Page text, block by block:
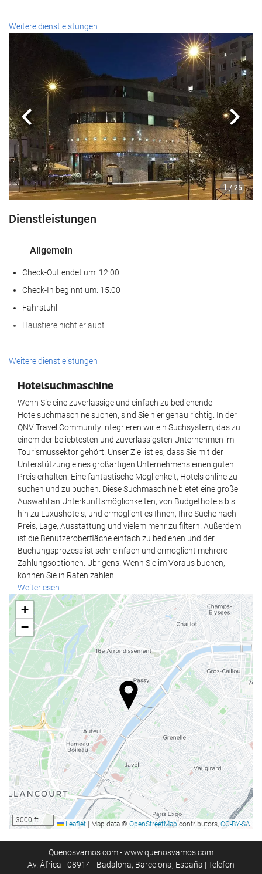
Empfangsdienste
24-Stunden-Rezeption
Gepäckaufbewahrung
Nahrungsmittel und Getränke
À-la-carte-Restaurant
Bar
Wellness
Spa
Fitnessraum
Geschäftszentrum
Internet
Kostenloses Wi-Fi
Wäscheservice
Weitere dienstleistungen
1 / 25
Zurück
Dienstleistungen
Allgemein
Check-Out endet um: 12:00
Check-In beginnt um: 15:00
Fahrstuhl
Haustiere nicht erlaubt
Empfangsdienste
Nahrungsmittel und Getränke
À-la-carte-Restaurant
Bar
Wellness
Spa
Fitnessraum
Geschäftseinrichtungen
Geschäftszentrum
Internet
Kostenloses Wi-Fi
Reinigungsservice
Wäscheservice
Weitere dienstleistungen
Hotelsuchmaschine
Wenn Sie eine zuverlässige und einfach zu bedienende
Hotelsuchmaschine suchen, sind Sie hier genau richtig. In der
QNV Travel Community integrieren wir ein Suchsystem, das zu
einem der beliebtesten und zuverlässigsten Unternehmen im
Tourismussektor gehört. Unser Ziel ist es, dass Sie mit der
Unterstützung eines großartigen Unternehmens einen guten
Preis erhalten. Eine fantastische Möglichkeit, Hotels online zu
suchen und zu buchen. Diese Suchmaschine bietet eine große
Auswahl an Unterkunftsmöglichkeiten, von Budgethotels bis
hin zu Luxushotels, und ermöglicht es Ihnen, Ihre Suche nach
Preis, Lage, Ausstattung und vielem mehr zu filtern. Außerdem
ist die Benutzeroberfläche einfach zu bedienen und der
Buchungsprozess ist sehr einfach und ermöglicht mehrere
Zahlungsoptionen. Übrigens! Wenn Sie im Voraus buchen,
können Sie in Raten zahlen!
Weiterlesen
+
−
3000 ft Leaflet Map data © OpenStreetMapcontributors, CC-BY-SA
Quenosvamos.com - www.quenosvamos.com
Av. África - 08914 - Badalona, Barcelona, España | Telefon